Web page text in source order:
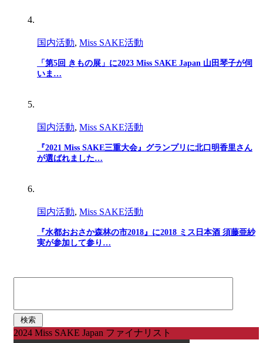
国内活動, Miss SAKE活動
「第5回 きもの展」に2023 Miss SAKE Japan 山田琴子が伺
いま…
国内活動, Miss SAKE活動
『2021 Miss SAKE三重大会』グランプリに北口明香里さん
が選ばれました…
国内活動, Miss SAKE活動
『水都おおさか森林の市2018』に2018 ミス日本酒 須藤亜紗
実が参加して参り…
2024 Miss SAKE Japan ファイナリスト